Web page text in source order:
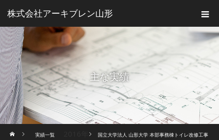
株式会社アーキブレン山形
主な実績
実績一覧
国立大学法人 山形大学 本部事務棟トイレ改修工事